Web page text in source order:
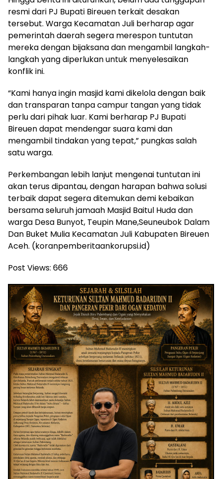
resmi dari PJ Bupati Bireuen terkait desakan
tersebut. Warga Kecamatan Juli berharap agar
pemerintah daerah segera merespon tuntutan
mereka dengan bijaksana dan mengambil langkah-
langkah yang diperlukan untuk menyelesaikan
konflik ini.
“Kami hanya ingin masjid kami dikelola dengan baik
dan transparan tanpa campur tangan yang tidak
perlu dari pihak luar. Kami berharap PJ Bupati
Bireuen dapat mendengar suara kami dan
mengambil tindakan yang tepat,” pungkas salah
satu warga.
Perkembangan lebih lanjut mengenai tuntutan ini
akan terus dipantau, dengan harapan bahwa solusi
terbaik dapat segera ditemukan demi kebaikan
bersama seluruh jamaah Masjid Baitul Huda dan
warga Desa Bunyot, Teupin Mane,Seuneubok Dalam
Dan Buket Mulia Kecamatan Juli Kabupaten Bireuen
Aceh. (koranpemberitaankorupsi.id)
Post Views: 666